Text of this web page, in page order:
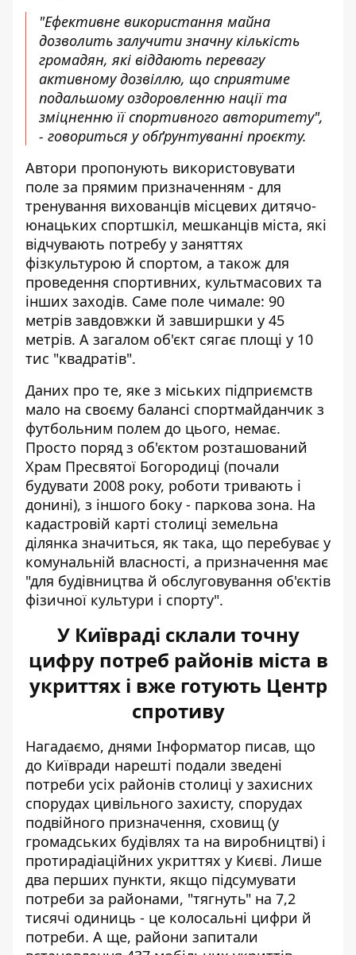
"Ефективне використання майна
дозволить залучити значну кількість
громадян, які віддають перевагу
активному дозвіллю, що сприятиме
подальшому оздоровленню нації та
зміцненню її спортивного авторитету",
- говориться у обґрунтуванні проєкту.
Автори пропонують використовувати
поле за прямим призначенням - для
тренування вихованців місцевих дитячо-
юнацьких спортшкіл, мешканців міста, які
відчувають потребу у заняттях
фізкультурою й спортом, а також для
проведення спортивних, культмасових та
інших заходів. Саме поле чимале: 90
метрів завдовжки й завширшки у 45
метрів. А загалом об'єкт сягає площі у 10
тис "квадратів".
Даних про те, яке з міських підприємств
мало на своєму балансі спортмайданчик з
футбольним полем до цього, немає.
Просто поряд з об'єктом розташований
Храм Пресвятої Богородиці (почали
будувати 2008 року, роботи тривають і
донині), з іншого боку - паркова зона. На
кадастровій карті столиці земельна
ділянка значиться, як така, що перебуває у
комунальній власності, а призначення має
"для будівництва й обслуговування об'єктів
фізичної культури і спорту".
У Київраді склали точну
цифру потреб районів міста в
укриттях і вже готують Центр
спротиву
Нагадаємо, днями Інформатор писав, що
до Київради нарешті подали зведені
потреби усіх районів столиці у захисних
спорудах цивільного захисту, спорудах
подвійного призначення, сховищ (у
громадських будівлях та на виробництві) і
протирадіаційних укриттях у Києві. Лише
два перших пункти, якщо підсумувати
потреби за районами, "тягнуть" на 7,2
тисячі одиниць - це колосальні цифри й
потреби. А ще, райони запитали